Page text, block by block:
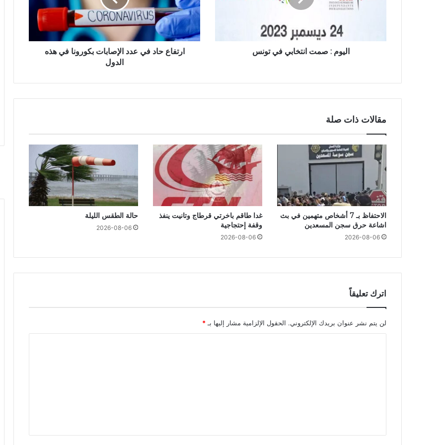
اليوم : صمت انتخابي في تونس
ارتفاع حاد في عدد الإصابات بكورونا في هذه
الدول
مقالات ذات صلة
الاحتفاظ بـ 7 أشخاص متهمين في بث
اشاعة حرق سجن المسعدين
2026-08-06
غدا طاقم باخرتي قرطاج وتانيت ينفذ
وقفة إحتجاجية
2026-08-06
حالة الطقس الليلة
2026-08-06
اترك تعليقاً
لن يتم نشر عنوان بريدك الإلكتروني. الحقول الإلزامية مشار إليها بـ *